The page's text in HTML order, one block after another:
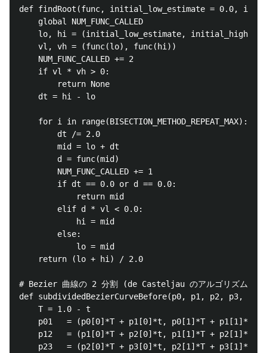
def findRoot(func, initial_low_estimate = 0.0,
    global NUM_FUNC_CALLED
lo, hi = (initial_low_estimate,
    vl, vh = (func(lo), func(hi))
    NUM_FUNC_CALLED += 2
    if vl * vh > 0:
        return None
    dt = hi - lo
    for i in range(BISECTION_METHOD_REPEAT_MAX):
        dt /= 2.0
        mid = lo + dt
        d = func(mid)
        NUM_FUNC_CALLED += 1
        if dt == 0.0 or d == 0.0:
            return mid
        elif d * vl < 0.0:
            hi = mid
        else:
            lo = mid
    return (lo + hi) / 2.0
# Bezier 曲線の 2 分割 (de Casteljau のアルゴリズムに基
def subdividedBezierCurveBefore(p0, p1, p2, p3, t):
    T = 1.0 - t
    p01   = (p0[0]*T + p1[0]*t, p0[1]*T + p1[1]*t)
    p12   = (p1[0]*T + p2[0]*t, p1[1]*T + p2[1]*t)
    p23   = (p2[0]*T + p3[0]*t, p2[1]*T + p3[1]*t)